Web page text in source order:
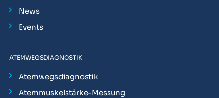
News
Events
ATEMWEGSDIAGNOSTIK
Atemwegsdiagnostik
Atemmuskelstärke-Messung